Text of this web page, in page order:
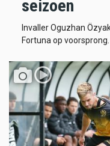
seizoen
Invaller Oguzhan
Fortuna op voorsprong.